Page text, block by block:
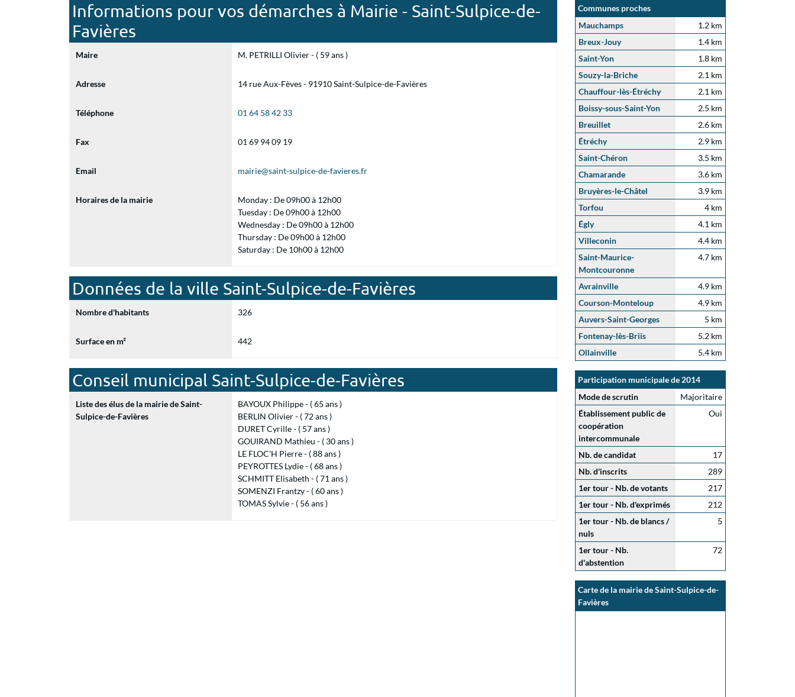
Informations pour vos démarches à Mairie - Saint-Sulpice-de-
Favières
Maire M. PETRILLI Olivier - ( 59 ans )
Adresse 14 rue Aux-Fèves - 91910 Saint-Sulpice-de-Favières
Téléphone 01 64 58 42 33
Fax 01 69 94 09 19
Email mairie@saint-sulpice-de-favieres.fr
Horaires de la mairie
Monday : De 09h00 à 12h00
Tuesday : De 09h00 à 12h00
Wednesday : De 09h00 à 12h00
Thursday : De 09h00 à 12h00
Saturday : De 10h00 à 12h00
Données de la ville Saint-Sulpice-de-Favières
Nombre d'habitants 326
Surface en m² 442
Conseil municipal Saint-Sulpice-de-Favières
Liste des élus de la mairie de Saint-
Sulpice-de-Favières
BAYOUX Philippe - ( 65 ans )
BERLIN Olivier - ( 72 ans )
DURET Cyrille - ( 57 ans )
GOUIRAND Mathieu - ( 30 ans )
LE FLOC'H Pierre - ( 88 ans )
PEYROTTES Lydie - ( 68 ans )
SCHMITT Elisabeth - ( 71 ans )
SOMENZI Frantzy - ( 60 ans )
TOMAS Sylvie - ( 56 ans )
Communes proches
Mauchamps
1.2 km
Breux-Jouy
1.4 km
Saint-Yon
1.8 km
Souzy-la-Briche
2.1 km
Chauffour-lès-Étréchy
2.1 km
Boissy-sous-Saint-Yon
2.5 km
Breuillet
2.6 km
Étréchy
2.9 km
Saint-Chéron
3.5 km
Chamarande
3.6 km
Bruyères-le-Châtel
3.9 km
Torfou
4 km
Égly
4.1 km
Villeconin
4.4 km
Saint-Maurice-
Montcouronne
4.7 km
Avrainville
4.9 km
Courson-Monteloup
4.9 km
Auvers-Saint-Georges
5 km
Fontenay-lès-Briis
5.2 km
Ollainville
5.4 km
Participation municipale de 2014
Mode de scrutin
Majoritaire
Établissement public de
coopération
intercommunale
Oui
Nb. de candidat
17
Nb. d'inscrits
289
1er tour - Nb. de votants
217
1er tour - Nb. d'exprimés
212
1er tour - Nb. de blancs /
nuls
5
1er tour - Nb.
d'abstention
72
Carte de la mairie de Saint-Sulpice-de-
Favières